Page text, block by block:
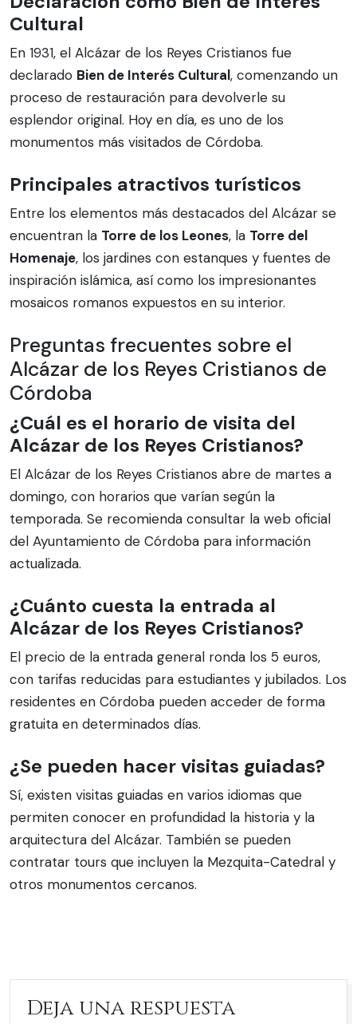
Cultural
En 1931, el Alcázar de los Reyes Cristianos fue
declarado Bien de Interés Cultural, comenzando un
proceso de restauración para devolverle su
esplendor original. Hoy en día, es uno de los
monumentos más visitados de Córdoba.
Principales atractivos turísticos
Entre los elementos más destacados del Alcázar se
encuentran la Torre de los Leones, la Torre del
Homenaje, los jardines con estanques y fuentes de
inspiración islámica, así como los impresionantes
mosaicos romanos expuestos en su interior.
Preguntas frecuentes sobre el
Alcázar de los Reyes Cristianos de
Córdoba
¿Cuál es el horario de visita del
Alcázar de los Reyes Cristianos?
El Alcázar de los Reyes Cristianos abre de martes a
domingo, con horarios que varían según la
temporada. Se recomienda consultar la web oficial
del Ayuntamiento de Córdoba para información
actualizada.
¿Cuánto cuesta la entrada al
Alcázar de los Reyes Cristianos?
El precio de la entrada general ronda los 5 euros,
con tarifas reducidas para estudiantes y jubilados. Los
residentes en Córdoba pueden acceder de forma
gratuita en determinados días.
¿Se pueden hacer visitas guiadas?
Sí, existen visitas guiadas en varios idiomas que
permiten conocer en profundidad la historia y la
arquitectura del Alcázar. También se pueden
contratar tours que incluyen la Mezquita-Catedral y
otros monumentos cercanos.
Deja una respuesta